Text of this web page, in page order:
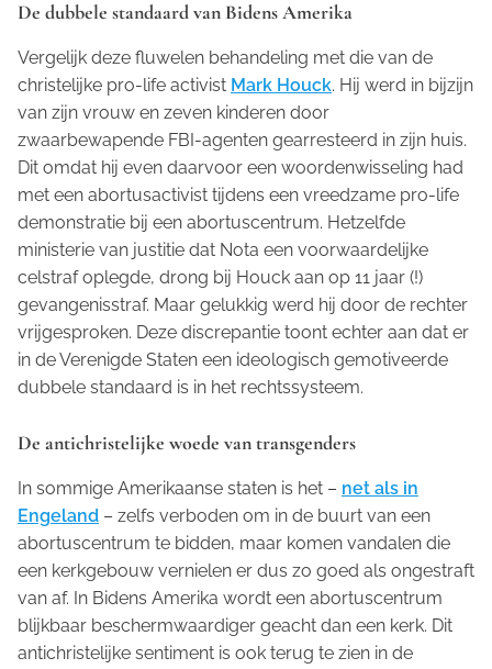
De dubbele standaard van Bidens Amerika
Vergelijk deze fluwelen behandeling met die van de
christelijke pro-life activist Mark Houck. Hij werd in bijzijn
van zijn vrouw en zeven kinderen door
zwaarbewapende FBI-agenten gearresteerd in zijn huis.
Dit omdat hij even daarvoor een woordenwisseling had
met een abortusactivist tijdens een vreedzame pro-life
demonstratie bij een abortuscentrum. Hetzelfde
ministerie van justitie dat Nota een voorwaardelijke
celstraf oplegde, drong bij Houck aan op 11 jaar (!)
gevangenisstraf. Maar gelukkig werd hij door de rechter
vrijgesproken. Deze discrepantie toont echter aan dat er
in de Verenigde Staten een ideologisch gemotiveerde
dubbele standaard is in het rechtssysteem.
De antichristelijke woede van transgenders
In sommige Amerikaanse staten is het – net als in
Engeland – zelfs verboden om in de buurt van een
abortuscentrum te bidden, maar komen vandalen die
een kerkgebouw vernielen er dus zo goed als ongestraft
van af. In Bidens Amerika wordt een abortuscentrum
blijkbaar beschermwaardiger geacht dan een kerk. Dit
antichristelijke sentiment is ook terug te zien in de